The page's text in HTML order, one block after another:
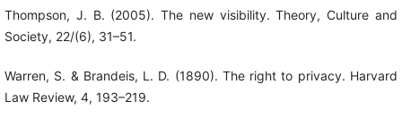
Thompson, J. B. (2005). The new visibility. Theory, Culture and
Society, 22/(6), 31–51.
Warren, S. & Brandeis, L. D. (1890). The right to privacy. Harvard
Law Review, 4, 193–219.